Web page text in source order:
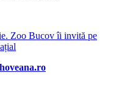
Zoo Bucov îi invită pe